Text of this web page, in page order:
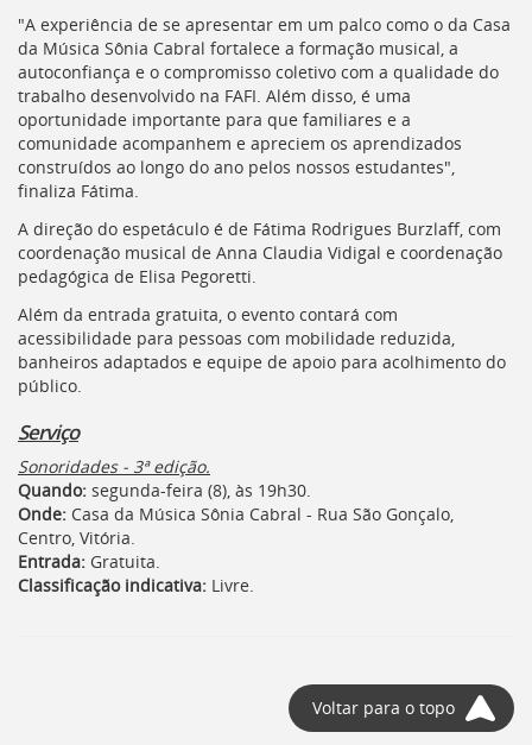
"A experiência de se apresentar em um palco como o da Casa
da Música Sônia Cabral fortalece a formação musical, a
autoconfiança e o compromisso coletivo com a qualidade do
trabalho desenvolvido na FAFI. Além disso, é uma
oportunidade importante para que familiares e a
comunidade acompanhem e apreciem os aprendizados
construídos ao longo do ano pelos nossos estudantes",
finaliza Fátima.
A direção do espetáculo é de Fátima Rodrigues Burzlaff, com
coordenação musical de Anna Claudia Vidigal e coordenação
pedagógica de Elisa Pegoretti.
Além da entrada gratuita, o evento contará com
acessibilidade para pessoas com mobilidade reduzida,
banheiros adaptados e equipe de apoio para acolhimento do
público.
Serviço
Sonoridades - 3ª edição.
Quando: segunda-feira (8), às 19h30.
Onde: Casa da Música Sônia Cabral - Rua São Gonçalo,
Centro, Vitória.
Entrada: Gratuita.
Classificação indicativa: Livre.
Voltar para o topo